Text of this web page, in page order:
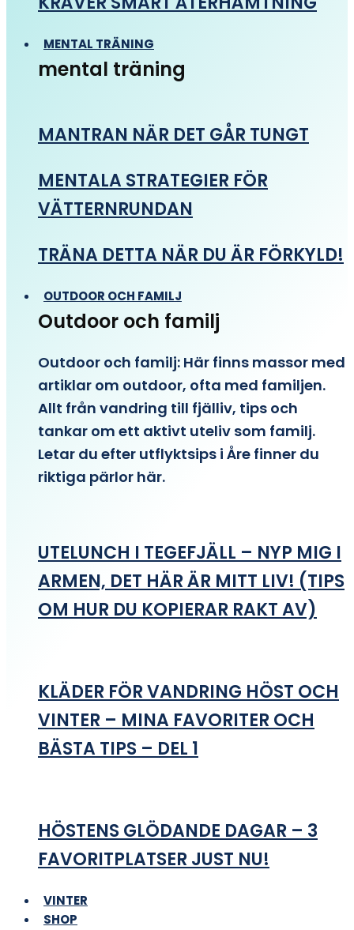
MENTAL TRÄNING
mental träning
MANTRAN NÄR DET GÅR TUNGT
MENTALA STRATEGIER FÖR
VÄTTERNRUNDAN
TRÄNA DETTA NÄR DU ÄR FÖRKYLD!
OUTDOOR OCH FAMILJ
Outdoor och familj
Outdoor och familj: Här finns massor med
artiklar om outdoor, ofta med familjen.
Allt från vandring till fjälliv, tips och
tankar om ett aktivt uteliv som familj.
Letar du efter utflyktsips i Åre finner du
riktiga pärlor här.
UTELUNCH I TEGEFJÄLL – NYP MIG I
ARMEN, DET HÄR ÄR MITT LIV! (TIPS
OM HUR DU KOPIERAR RAKT AV)
KLÄDER FÖR VANDRING HÖST OCH
VINTER – MINA FAVORITER OCH
BÄSTA TIPS – DEL 1
HÖSTENS GLÖDANDE DAGAR – 3
FAVORITPLATSER JUST NU!
VINTER
SHOP